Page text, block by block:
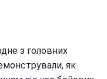
з головних
як